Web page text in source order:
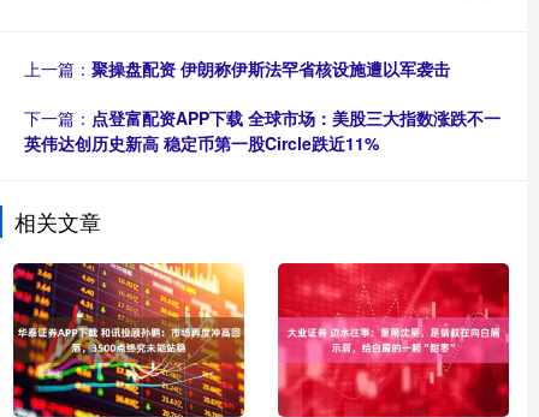
上一篇： 聚操盘配资 伊朗称伊斯法罕省核设施遭以军袭击
下一篇： 点登富配资APP下载 全球市场：美股三大指数涨跌不一
英伟达创历史新高 稳定币第一股Circle跌近11%
相关文章